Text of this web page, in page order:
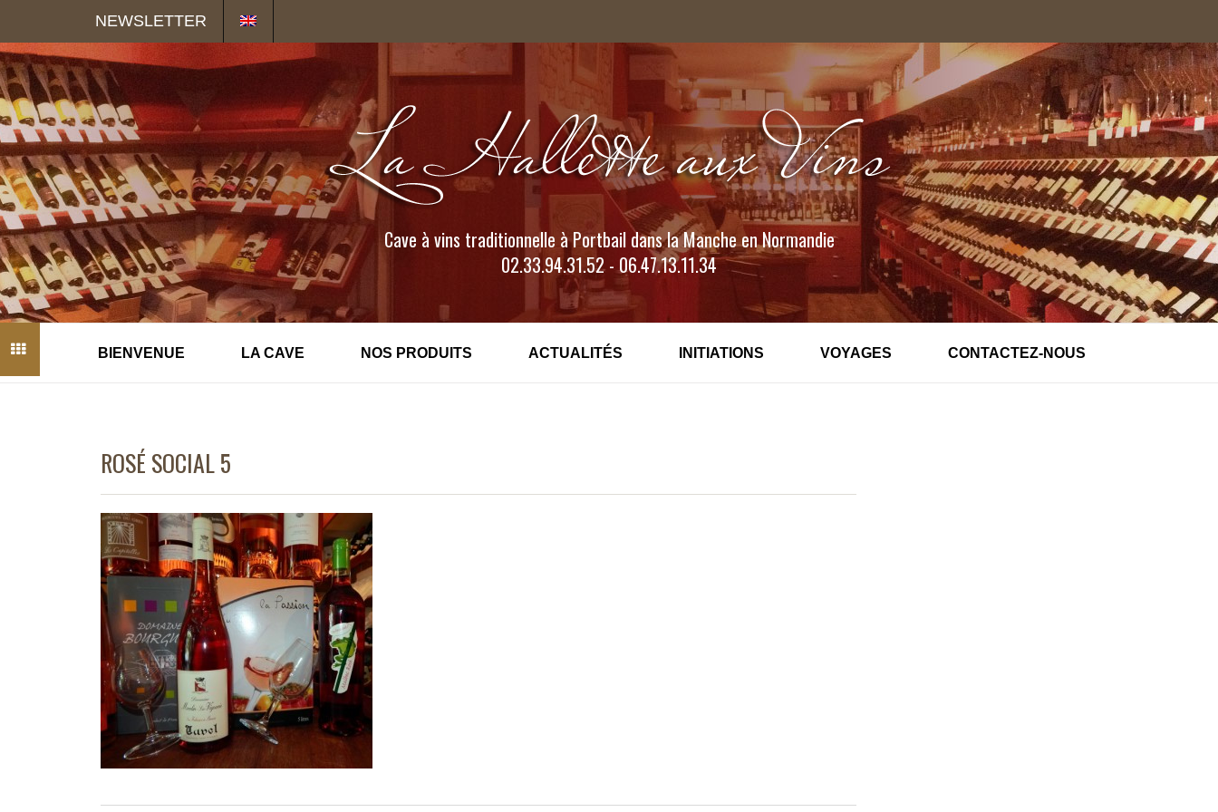
NEWSLETTER
Cave à vins traditionnelle à Portbail dans la Manche en Normandie
02.33.94.31.52 - 06.47.13.11.34
BIENVENUE LA CAVE NOS PRODUITS ACTUALITÉS INITIATIONS VOYAGES CONTACTEZ-NOUS
ROSÉ SOCIAL 5
Panneau de gestion des cookies